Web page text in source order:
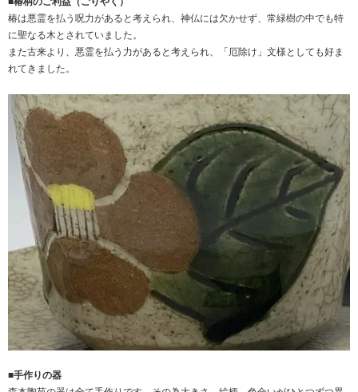
椿は悪霊を払う呪力があると考えられ、神仏には欠かせず、常緑樹の中でも特
に聖なる木とされていました。
また古来より、悪霊を払う力があると考えられ、「厄除け」文様としても好ま
れてきました。
■手作りの器